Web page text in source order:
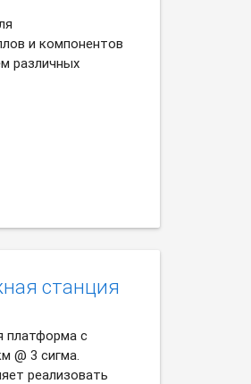
и компонентов
различных
станция
платформа с
@ 3 сигма.
реализовать